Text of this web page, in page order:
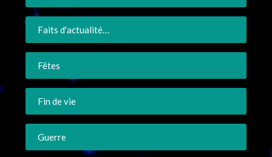
Faits d'actualité…
Fêtes
Fin de vie
Guerre